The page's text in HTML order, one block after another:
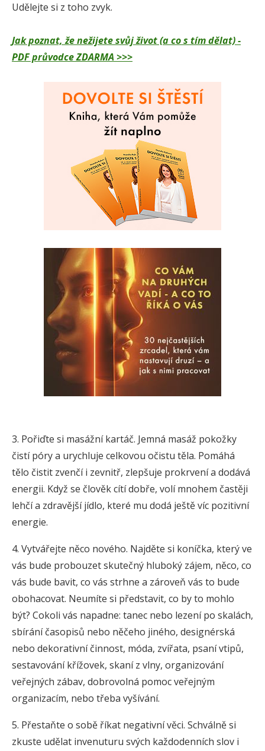
Udělejte si z toho zvyk.
Jak poznat, že nežijete svůj život (a co s tím dělat) -
PDF průvodce ZDARMA >>>
3. Pořiďte si masážní kartáč. Jemná masáž pokožky
čistí póry a urychluje celkovou očistu těla. Pomáhá
tělo čistit zvenčí i zevnitř, zlepšuje prokrvení a dodává
energii. Když se člověk cítí dobře, volí mnohem častěji
lehčí a zdravější jídlo, které mu dodá ještě víc pozitivní
energie.
4. Vytvářejte něco nového. Najděte si koníčka, který ve
vás bude probouzet skutečný hluboký zájem, něco, co
vás bude bavit, co vás strhne a zároveň vás to bude
obohacovat. Neumíte si představit, co by to mohlo
být? Cokoli vás napadne: tanec nebo lezení po skalách,
sbírání časopisů nebo něčeho jiného, designérská
nebo dekorativní činnost, móda, zvířata, psaní vtipů,
sestavování křížovek, skaní z vlny, organizování
veřejných zábav, dobrovolná pomoc veřejným
organizacím, nebo třeba vyšívání.
5. Přestaňte o sobě říkat negativní věci. Schválně si
zkuste udělat invenuturu svých každodenních slov i